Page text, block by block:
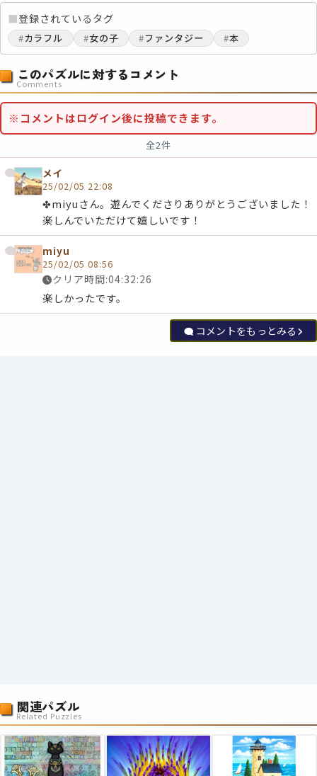
■登録されているタグ
#カラフル #女の子 #ファンタジー #本
このパズルに対するコメント
Comments
※コメントはログイン後に投稿できます。
全2件
メイ
25/02/05 22:08
✤miyuさん。遊んでくださりありがとうございました！
楽しんでいただけて嬉しいです！
miyu
25/02/05 08:56
クリア時間:04:32:26
楽しかったです。
コメントをもっとみる
関連パズル
Related Puzzles